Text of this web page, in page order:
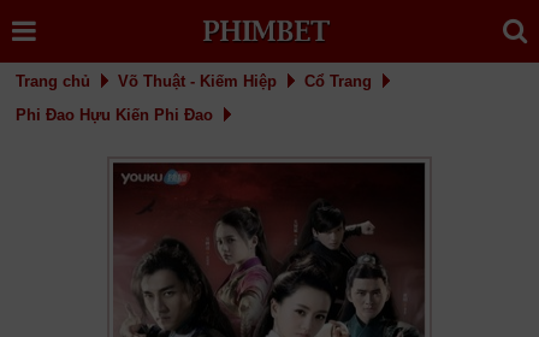
Trang chủ Võ Thuật - Kiếm Hiệp
Cổ Trang
Phi Đao Hựu Kiến Phi Đao